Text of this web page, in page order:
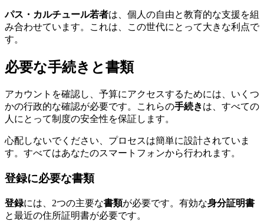
パス・カルチュール若者は、個人の自由と教育的な支援を組
み合わせています。これは、この世代にとって大きな利点で
す。
必要な手続きと書類
アカウントを確認し、予算にアクセスするためには、いくつ
かの行政的な確認が必要です。これらの手続きは、すべての
人にとって制度の安全性を保証します。
心配しないでください、プロセスは簡単に設計されていま
す。すべてはあなたのスマートフォンから行われます。
登録に必要な書類
登録には、2つの主要な書類が必要です。有効な身分証明書
と最近の住所証明書が必要です。